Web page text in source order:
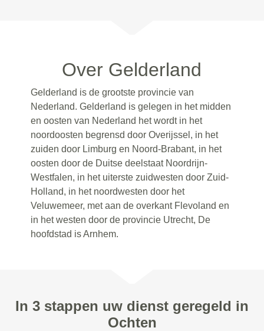
Over Gelderland
Gelderland is de grootste provincie van
Nederland. Gelderland is gelegen in het midden
en oosten van Nederland het wordt in het
noordoosten begrensd door Overijssel, in het
zuiden door Limburg en Noord-Brabant, in het
oosten door de Duitse deelstaat Noordrijn-
Westfalen, in het uiterste zuidwesten door Zuid-
Holland, in het noordwesten door het
Veluwemeer, met aan de overkant Flevoland en
in het westen door de provincie Utrecht, De
hoofdstad is Arnhem.
In 3 stappen uw dienst geregeld in
Ochten